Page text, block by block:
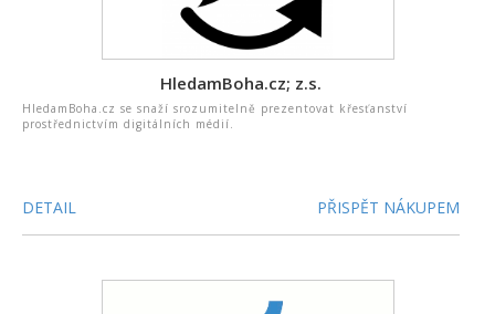
HledamBoha.cz; z.s.
HledamBoha.cz se snaží srozumitelně prezentovat křesťanství
prostřednictvím digitálních médií.
DETAIL PŘISPĚT NÁKUPEM